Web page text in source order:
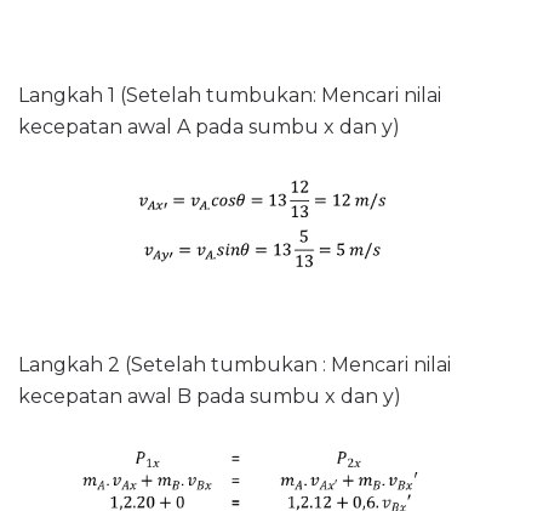
Langkah 1 (Setelah tumbukan: Mencari nilai
kecepatan awal A pada sumbu x dan y)
Langkah 2 (Setelah tumbukan : Mencari nilai
kecepatan awal B pada sumbu x dan y)